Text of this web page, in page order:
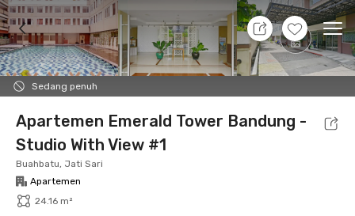
+27
Sedang penuh
7 Agt 26 - Belum tahu
Foto Fasilitas bersama Lokasi Aturan
Apartemen Emerald Tower Bandung -
Studio With View #1
Buahbatu, Jati Sari
Apartemen
24.16 m²